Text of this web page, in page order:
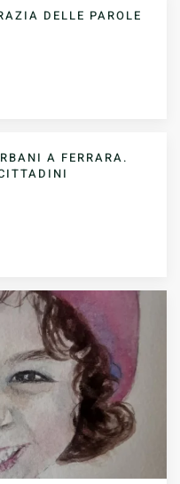
DELLE PAROLE
A FERRARA.